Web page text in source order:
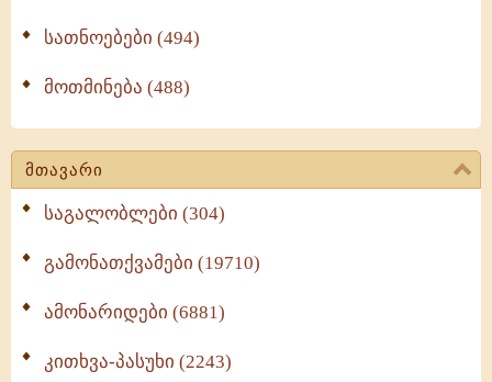
სათნოებები (494)
მოთმინება (488)
მთავარი
საგალობლები (304)
გამონათქვამები (19710)
ამონარიდები (6881)
კითხვა-პასუხი (2243)